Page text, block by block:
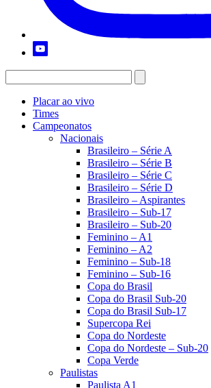
Placar ao vivo
Times
Campeonatos
Nacionais
Brasileiro – Série A
Brasileiro – Série B
Brasileiro – Série C
Brasileiro – Série D
Brasileiro – Aspirantes
Brasileiro – Sub-17
Brasileiro – Sub-20
Feminino – A1
Feminino – A2
Feminino – Sub-18
Feminino – Sub-16
Copa do Brasil
Copa do Brasil Sub-20
Copa do Brasil Sub-17
Supercopa Rei
Copa do Nordeste
Copa do Nordeste – Sub-20
Copa Verde
Paulistas
Paulista A1